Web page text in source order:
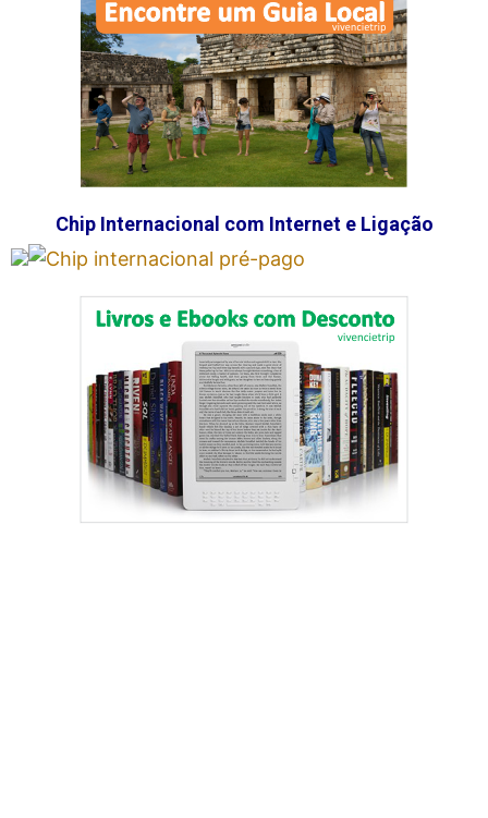
Chip Internacional com Internet e Ligação